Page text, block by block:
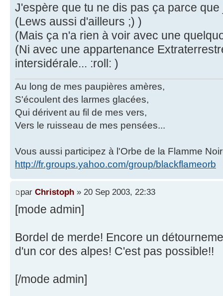
J'espère que tu ne dis pas ça parce que
(Lews aussi d'ailleurs ;) )
(Mais ça n'a rien à voir avec une
(Ni avec une appartenance
intersidérale... :roll: )
Au long de mes paupières amères,
S'écoulent des larmes glacées,
Qui dérivent au fil de mes vers,
Vers le ruisseau de mes pensées...
Vous aussi participez à l'Orbe de la Flamme
http://fr.groups.yahoo.com/group/blackflameorb
par Christoph » 20 Sep 2003, 22:33
[mode admin]
Bordel de merde! Encore un
d'un cor des alpes! C'est pas possible!!
[/mode admin]